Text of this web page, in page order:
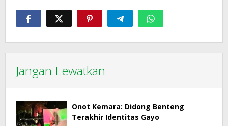
Jangan Lewatkan
Onot Kemara: Didong Benteng
Terakhir Identitas Gayo